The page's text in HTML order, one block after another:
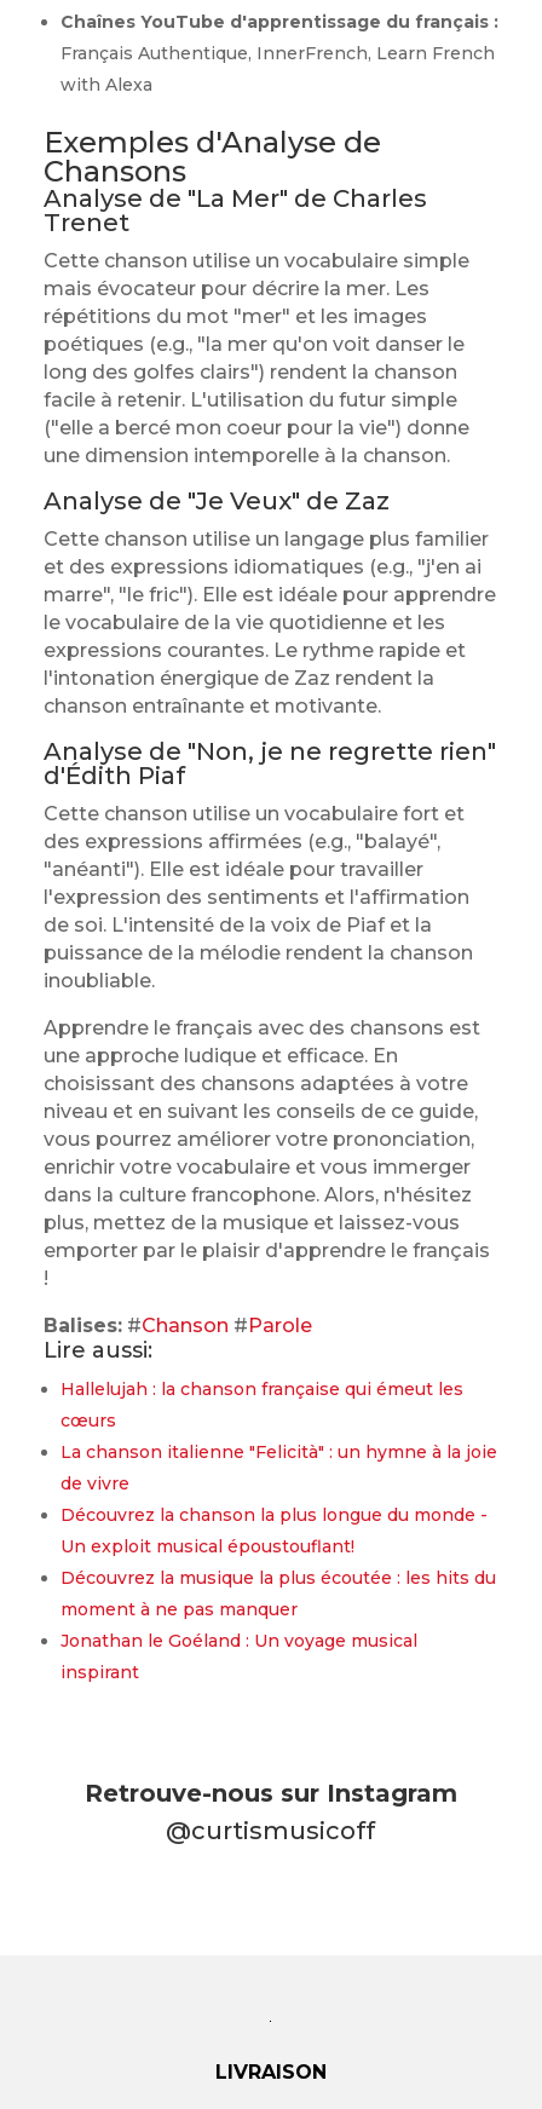
Chaînes YouTube d'apprentissage du français :
Français Authentique, InnerFrench, Learn French
with Alexa
Exemples d'Analyse de
Chansons
Analyse de "La Mer" de Charles
Trenet
Cette chanson utilise un vocabulaire simple
mais évocateur pour décrire la mer. Les
répétitions du mot "mer" et les images
poétiques (e.g., "la mer qu'on voit danser le
long des golfes clairs") rendent la chanson
facile à retenir. L'utilisation du futur simple
("elle a bercé mon coeur pour la vie") donne
une dimension intemporelle à la chanson.
Analyse de "Je Veux" de Zaz
Cette chanson utilise un langage plus familier
et des expressions idiomatiques (e.g., "j'en ai
marre", "le fric"). Elle est idéale pour apprendre
le vocabulaire de la vie quotidienne et les
expressions courantes. Le rythme rapide et
l'intonation énergique de Zaz rendent la
chanson entraînante et motivante.
Analyse de "Non, je ne regrette rien"
d'Édith Piaf
Cette chanson utilise un vocabulaire fort et
des expressions affirmées (e.g., "balayé",
"anéanti"). Elle est idéale pour travailler
l'expression des sentiments et l'affirmation
de soi. L'intensité de la voix de Piaf et la
puissance de la mélodie rendent la chanson
inoubliable.
Apprendre le français avec des chansons est
une approche ludique et efficace. En
choisissant des chansons adaptées à votre
niveau et en suivant les conseils de ce guide,
vous pourrez améliorer votre prononciation,
enrichir votre vocabulaire et vous immerger
dans la culture francophone. Alors, n'hésitez
plus, mettez de la musique et laissez-vous
emporter par le plaisir d'apprendre le français
!
Balises:#Chanson #Parole
Lire aussi:
Hallelujah : la chanson française qui émeut les
cœurs
La chanson italienne "Felicità" : un hymne à la joie
de vivre
Découvrez la chanson la plus longue du monde -
Un exploit musical époustouflant!
Découvrez la musique la plus écoutée : les hits du
moment à ne pas manquer
Jonathan le Goéland : Un voyage musical
inspirant
Retrouve-nous sur Instagram
@curtismusicoff
LIVRAISON